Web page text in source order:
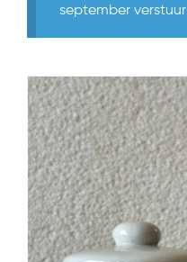
september